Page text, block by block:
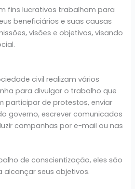
fins lucrativos trabalham para
beneficiários e suas causas
visões e objetivos, visando
civil realizam vários
para divulgar o trabalho que
participar de protestos, enviar
governo, escrever comunicados
campanhas por e-mail ou nas
de conscientização, eles são
alcançar seus objetivos.